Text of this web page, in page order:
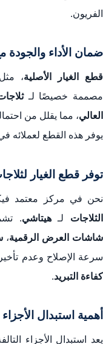
الفريون.
ضمان الأداء والجودة
قطع الغيار الأصلية،
مصممة خصيصًا لـ
العالي، مما يقلل من
يوفر هذه القطع لعملائه
توفر قطع الغيار
نحن في مركز معتمد
الثلاجات لـهيتاشي.
شاشات العرض الرقمية،
سرعة الإصلاح وعدم
كفاءة التبريد.
أهمية استبدال
يعد استبدال الأجزاء